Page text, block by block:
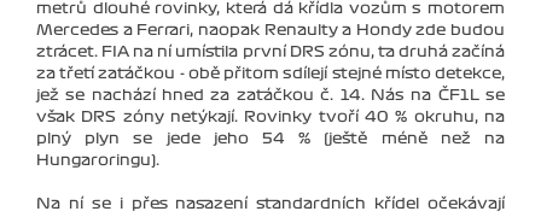
metrů dlouhé rovinky, která dá křídla vozům s motorem
Mercedes a Ferrari, naopak Renaulty a Hondy zde budou
ztrácet. FIA na ní umístila první DRS zónu, ta druhá začíná
za třetí zatáčkou - obě přitom sdílejí stejné místo detekce,
jež se nachází hned za zatáčkou č. 14. Nás na ČF1L se
však DRS zóny netýkají. Rovinky tvoří 40 % okruhu, na
plný plyn se jede jeho 54 % (ještě méně než na
Hungaroringu).
Na ní se i přes nasazení standardních křídel očekávají